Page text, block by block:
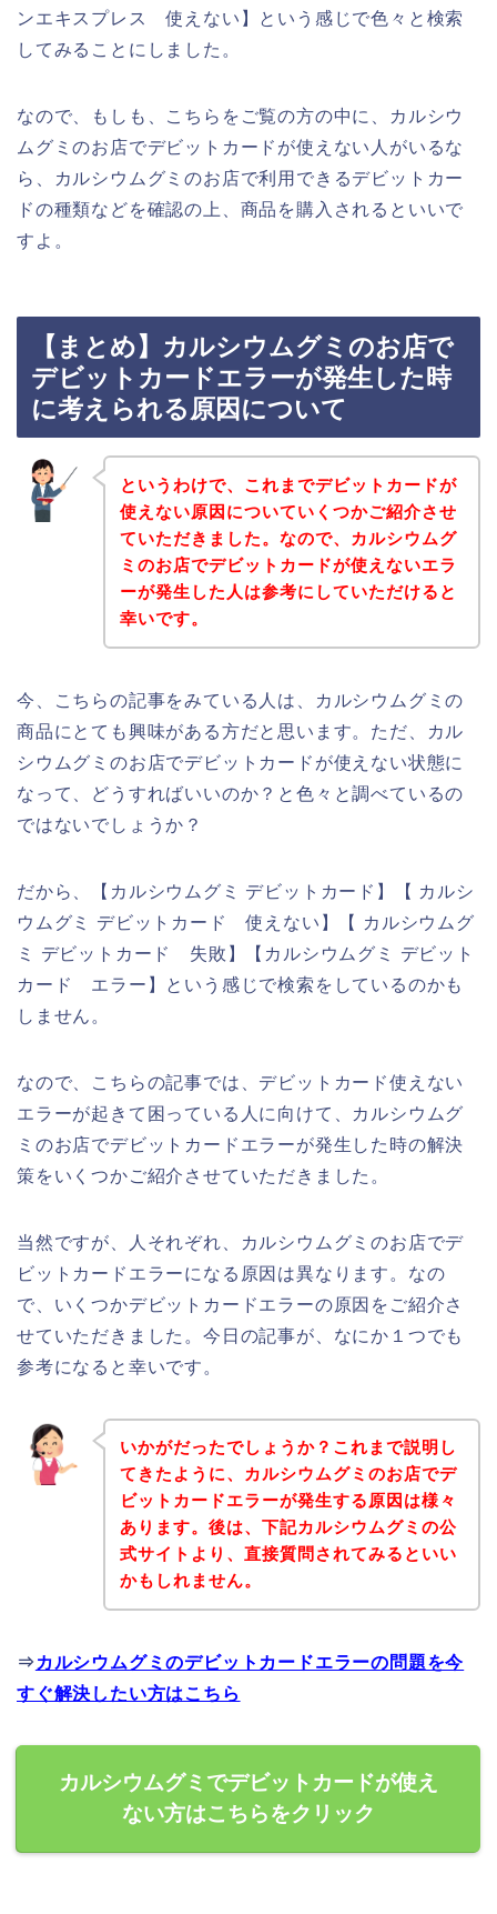
ンエキスプレス 使えない】という感じで色々と検索
してみることにしました。
なので、もしも、こちらをご覧の方の中に、カルシウ
ムグミのお店でデビットカードが使えない人がいるな
ら、カルシウムグミのお店で利用できるデビットカー
ドの種類などを確認の上、商品を購入されるといいで
すよ。
【まとめ】カルシウムグミのお店で
デビットカードエラーが発生した時
に考えられる原因について
というわけで、これまでデビットカードが
使えない原因についていくつかご紹介させ
ていただきました。なので、カルシウムグ
ミのお店でデビットカードが使えないエラ
ーが発生した人は参考にしていただけると
幸いです。
今、こちらの記事をみている人は、カルシウムグミの
商品にとても興味がある方だと思います。ただ、カル
シウムグミのお店でデビットカードが使えない状態に
なって、どうすればいいのか？と色々と調べているの
ではないでしょうか？
だから、【カルシウムグミ デビットカード】【 カルシ
ウムグミ デビットカード 使えない】【 カルシウムグ
ミ デビットカード 失敗】【カルシウムグミ デビット
カード エラー】という感じで検索をしているのかも
しません。
なので、こちらの記事では、デビットカード使えない
エラーが起きて困っている人に向けて、カルシウムグ
ミのお店でデビットカードエラーが発生した時の解決
策をいくつかご紹介させていただきました。
当然ですが、人それぞれ、カルシウムグミのお店でデ
ビットカードエラーになる原因は異なります。なの
で、いくつかデビットカードエラーの原因をご紹介さ
せていただきました。今日の記事が、なにか１つでも
参考になると幸いです。
いかがだったでしょうか？これまで説明し
てきたように、カルシウムグミのお店でデ
ビットカードエラーが発生する原因は様々
あります。後は、下記カルシウムグミの公
式サイトより、直接質問されてみるといい
かもしれません。
⇒ カルシウムグミのデビットカードエラーの問題を今
すぐ解決したい方はこちら
カルシウムグミでデビットカードが使え
ない方はこちらをクリック